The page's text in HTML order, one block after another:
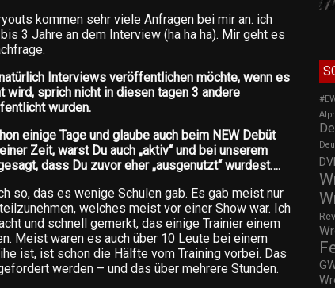
kommen sehr viele Anfragen bei mir an. ich
3 Jahre an dem Interview (ha ha ha). Mir geht es
Interviews veröffentlichen möchte, wenn es
wird, sprich nicht in diesen tagen 3 andere
wurden.
einige Tage und glaube auch beim NEW Debüt
Zeit, warst Du auch „aktiv“ und bei unserem
dass Du zuvor eher „ausgenutzt“ wurdest….
so, das es wenige Schulen gab. Es gab meist nur
welches meist vor einer Show war. Ich
und schnell gemerkt, das einige Trainier einem
Meist waren es auch über 10 Leute bei einem
ist, ist schon die Hälfte vom Training vorbei. Das
werden – und das über mehrere Stunden.